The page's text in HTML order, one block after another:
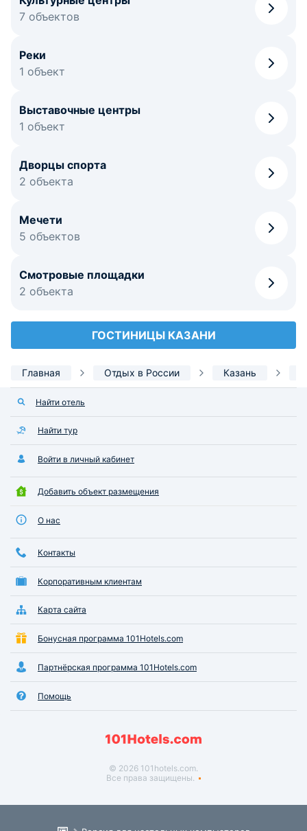
7 объектов
Реки
1 объект
Выставочные центры
1 объект
Дворцы спорта
2 объекта
Мечети
5 объектов
Смотровые площадки
2 объекта
ГОСТИНИЦЫ КАЗАНИ
Главная Отдых в России Казань
Найти отель
Найти тур
Войти в личный кабинет
Добавить объект размещения
О нас
Контакты
Корпоративным клиентам
Карта сайта
Бонусная программа 101Hotels.com
Партнёрская программа 101Hotels.com
Помощь
© 2026 101hotels.com.
Все права защищены.